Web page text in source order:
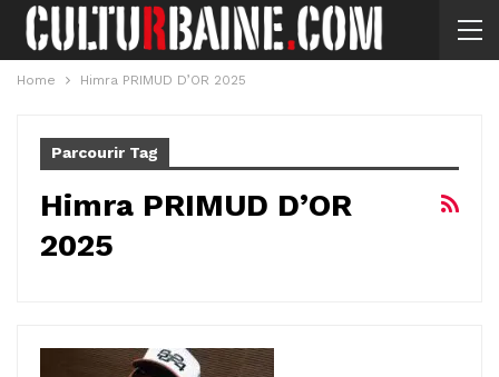
Home Himra PRIMUD D’OR 2025
Parcourir Tag
Himra PRIMUD D’OR
2025